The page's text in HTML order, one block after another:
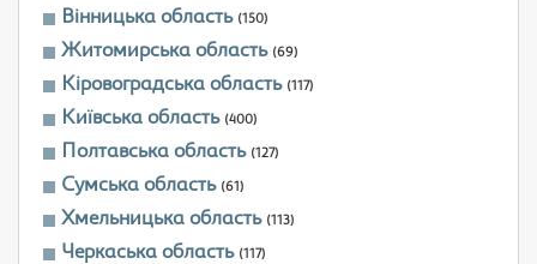
Вінницька область (150)
Житомирська область (69)
Кіровоградська область (117)
Київська область (400)
Полтавська область (127)
Сумська область (61)
Хмельницька область (113)
Черкаська область (117)